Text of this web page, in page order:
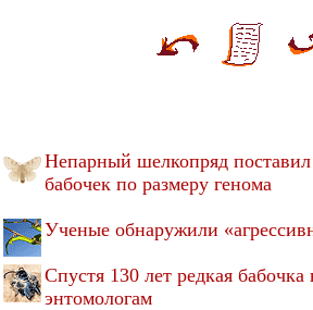
Непарный шелкопряд поставил
бабочек по размеру генома
Ученые обнаружили
Спустя 130 лет редкая бабочка
энтомологам